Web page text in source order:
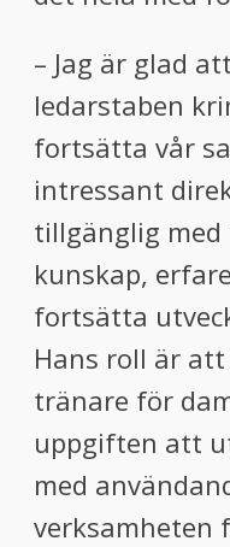
– Jag är glad
ledarstaben
fortsätta vår
intressant
tillgänglig med
kunskap,
fortsätta
Hans roll är
tränare för
uppgiften att
med
verksamheten